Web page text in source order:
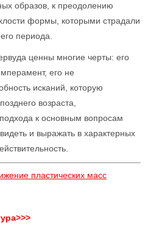
образов, к преодолению
формы, которыми страдали
периода.
ценны многие черты: его
его не
исканий, которую
возраста,
к основным вопросам
и выражать в характерных
пластических масс